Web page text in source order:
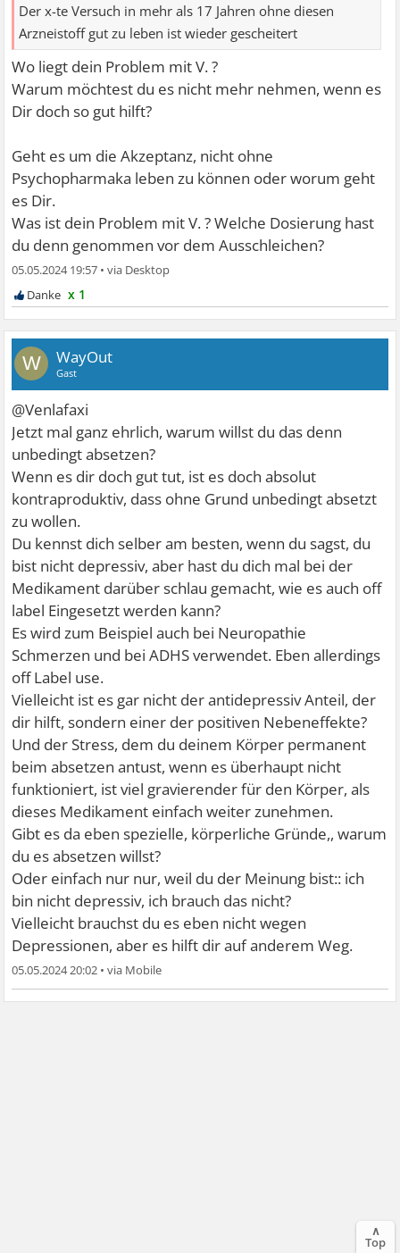
Der x-te Versuch in mehr als 17 Jahren ohne diesen
Arzneistoff gut zu leben ist wieder gescheitert
Wo liegt dein Problem mit V. ?
Warum möchtest du es nicht mehr nehmen, wenn es
Dir doch so gut hilft?
Geht es um die Akzeptanz, nicht ohne
Psychopharmaka leben zu können oder worum geht
es Dir.
Was ist dein Problem mit V. ? Welche Dosierung hast
du denn genommen vor dem Ausschleichen?
05.05.2024 19:57 •
x 1
W WayOut
Gast
@Venlafaxi
Jetzt mal ganz ehrlich, warum willst du das denn
unbedingt absetzen?
Wenn es dir doch gut tut, ist es doch absolut
kontraproduktiv, dass ohne Grund unbedingt absetzt
zu wollen.
Du kennst dich selber am besten, wenn du sagst, du
bist nicht depressiv, aber hast du dich mal bei der
Medikament darüber schlau gemacht, wie es auch off
label Eingesetzt werden kann?
Es wird zum Beispiel auch bei Neuropathie
Schmerzen und bei ADHS verwendet. Eben allerdings
off Label use.
Vielleicht ist es gar nicht der antidepressiv Anteil, der
dir hilft, sondern einer der positiven Nebeneffekte?
Und der Stress, dem du deinem Körper permanent
beim absetzen antust, wenn es überhaupt nicht
funktioniert, ist viel gravierender für den Körper, als
dieses Medikament einfach weiter zunehmen.
Gibt es da eben spezielle, körperliche Gründe,, warum
du es absetzen willst?
Oder einfach nur nur, weil du der Meinung bist:: ich
bin nicht depressiv, ich brauch das nicht?
Vielleicht brauchst du es eben nicht wegen
Depressionen, aber es hilft dir auf anderem Weg.
05.05.2024 20:02 •
∧
Top